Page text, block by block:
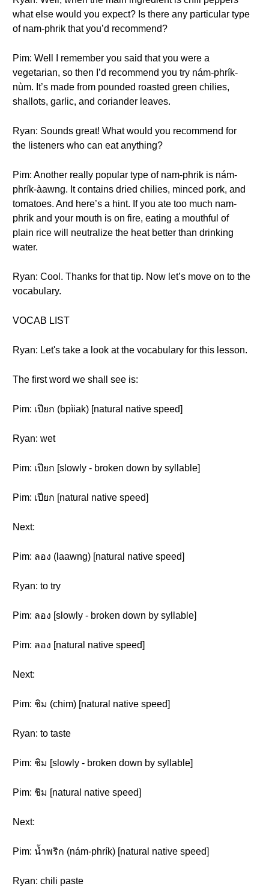
what else would you expect? Is there any particular type
of nam-phrik that you’d recommend?
Pim: Well I remember you said that you were a
vegetarian, so then I’d recommend you try nám-phrík-
nùm. It’s made from pounded roasted green chilies,
shallots, garlic, and coriander leaves.
Ryan: Sounds great! What would you recommend for
the listeners who can eat anything?
Pim: Another really popular type of nam-phrik is nám-
phrík-àawng. It contains dried chilies, minced pork, and
tomatoes. And here’s a hint. If you ate too much nam-
phrik and your mouth is on fire, eating a mouthful of
plain rice will neutralize the heat better than drinking
water.
Ryan: Cool. Thanks for that tip. Now let’s move on to the
vocabulary.
VOCAB LIST
Ryan: Let's take a look at the vocabulary for this lesson.
The first word we shall see is:
Pim: เปียก (bpìiak) [natural native speed]
Ryan: wet
Pim: เปียก [slowly - broken down by syllable]
Pim: เปียก [natural native speed]
Next:
Pim: ลอง (laawng) [natural native speed]
Ryan: to try
Pim: ลอง [slowly - broken down by syllable]
Pim: ลอง [natural native speed]
Next:
Pim: ชิม (chim) [natural native speed]
Ryan: to taste
Pim: ชิม [slowly - broken down by syllable]
Pim: ชิม [natural native speed]
Next:
Pim: น้ำพริก (nám-phrík) [natural native speed]
Ryan: chili paste